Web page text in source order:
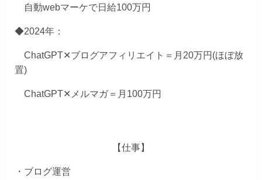
自動webマーケで日給100万円
◆2024年：
ChatGPT✕ブログアフィリエイト＝月20万円(ほぼ放
置)
ChatGPT✕メルマガ＝月100万円
【仕事】
・ブログ運営